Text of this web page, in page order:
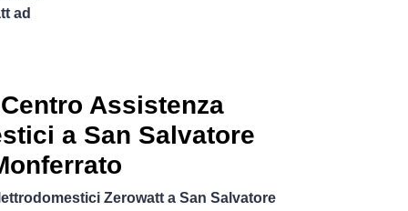
ad
Assistenza
a San Salvatore
Zerowatt a San Salvatore